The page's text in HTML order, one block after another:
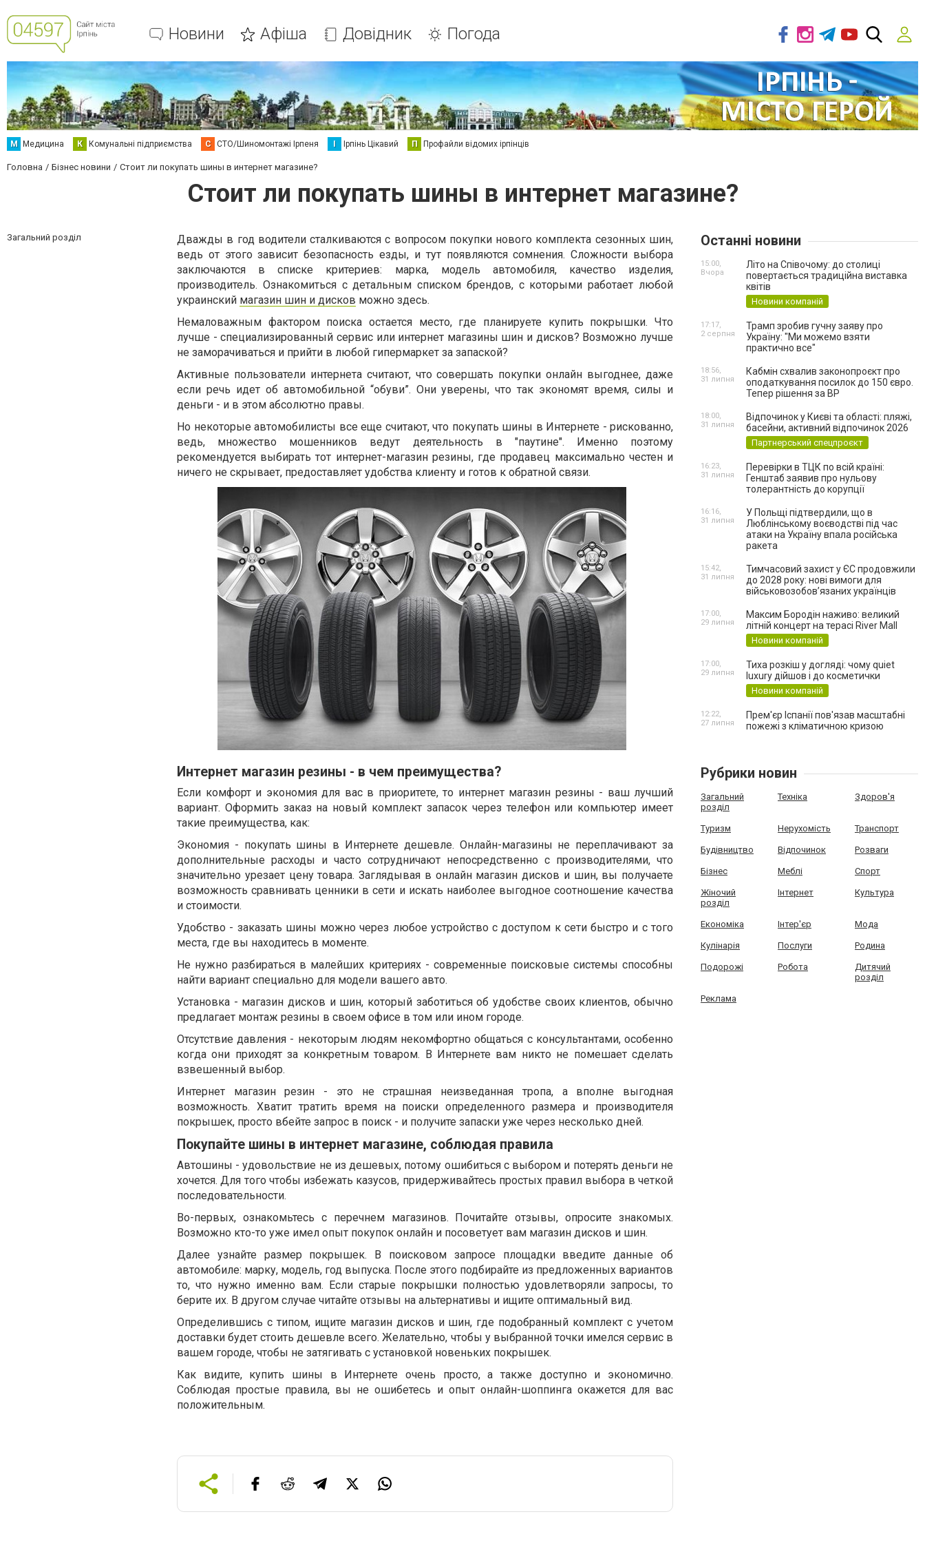
Новини Афіша Довідник Погода
М Медицина К Комунальні підприємства С СТО/Шиномонтажі Ірпеня І Ірпінь Цікавий П Профайли відомих ірпінців
Головна Бізнес новини Стоит ли покупать шины в интернет магазине?
Стоит ли покупать шины в интернет магазине?
Загальний розділ
Дважды в год водители сталкиваются с вопросом покупки нового комплекта сезонных шин,
ведь от этого зависит безопасность езды, и тут появляются сомнения. Сложности выбора
заключаются в списке критериев: марка, модель автомобиля, качество изделия,
производитель. Ознакомиться с детальным списком брендов, с которыми работает любой
украинский магазин шин и дисков можно здесь.
Немаловажным фактором поиска остается место, где планируете купить покрышки. Что
лучше - специализированный сервис или интернет магазины шин и дисков? Возможно лучше
не заморачиваться и прийти в любой гипермаркет за запаской?
Активные пользователи интернета считают, что совершать покупки онлайн выгоднее, даже
если речь идет об автомобильной “обуви”. Они уверены, что так экономят время, силы и
деньги - и в этом абсолютно правы.
Но некоторые автомобилисты все еще считают, что покупать шины в Интернете - рискованно,
ведь, множество мошенников ведут деятельность в "паутине". Именно поэтому
рекомендуется выбирать тот интернет-магазин резины, где продавец максимально честен и
ничего не скрывает, предоставляет удобства клиенту и готов к обратной связи.
Интернет магазин резины - в чем преимущества?
Если комфорт и экономия для вас в приоритете, то интернет магазин резины - ваш лучший
вариант. Оформить заказ на новый комплект запасок через телефон или компьютер имеет
такие преимущества, как:
Экономия - покупать шины в Интернете дешевле. Онлайн-магазины не переплачивают за
дополнительные расходы и часто сотрудничают непосредственно с производителями, что
значительно урезает цену товара. Заглядывая в онлайн магазин дисков и шин, вы получаете
возможность сравнивать ценники в сети и искать наиболее выгодное соотношение качества
и стоимости.
Удобство - заказать шины можно через любое устройство с доступом к сети быстро и с того
места, где вы находитесь в моменте.
Не нужно разбираться в малейших критериях - современные поисковые системы способны
найти вариант специально для модели вашего авто.
Установка - магазин дисков и шин, который заботиться об удобстве своих клиентов, обычно
предлагает монтаж резины в своем офисе в том или ином городе.
Отсутствие давления - некоторым людям некомфортно общаться с консультантами, особенно
когда они приходят за конкретным товаром. В Интернете вам никто не помешает сделать
взвешенный выбор.
Интернет магазин резин - это не страшная неизведанная тропа, а вполне выгодная
возможность. Хватит тратить время на поиски определенного размера и производителя
покрышек, просто вбейте запрос в поиск - и получите запаски уже через несколько дней.
Покупайте шины в интернет магазине, соблюдая правила
Автошины - удовольствие не из дешевых, потому ошибиться с выбором и потерять деньги не
хочется. Для того чтобы избежать казусов, придерживайтесь простых правил выбора в четкой
последовательности.
Во-первых, ознакомьтесь с перечнем магазинов. Почитайте отзывы, опросите знакомых.
Возможно кто-то уже имел опыт покупок онлайн и посоветует вам магазин дисков и шин.
Далее узнайте размер покрышек. В поисковом запросе площадки введите данные об
автомобиле: марку, модель, год выпуска. После этого подбирайте из предложенных вариантов
то, что нужно именно вам. Если старые покрышки полностью удовлетворяли запросы, то
берите их. В другом случае читайте отзывы на альтернативы и ищите оптимальный вид.
Определившись с типом, ищите магазин дисков и шин, где подобранный комплект с учетом
доставки будет стоить дешевле всего. Желательно, чтобы у выбранной точки имелся сервис в
вашем городе, чтобы не затягивать с установкой новеньких покрышек.
Как видите, купить шины в Интернете очень просто, а также доступно и экономично.
Соблюдая простые правила, вы не ошибетесь и опыт онлайн-шоппинга окажется для вас
положительным.
Останні новини
Літо на Співочому: до столиці
повертається традиційна виставка
квітів
Новини компаній
15:00,
Вчора
Трамп зробив гучну заяву про
Україну: "Ми можемо взяти
практично все"
17:17,
2 серпня
Кабмін схвалив законопроєкт про
оподаткування посилок до 150 євро.
Тепер рішення за ВР
18:56,
31 липня
Відпочинок у Києві та області: пляжі,
басейни, активний відпочинок 2026
Партнерський спецпроєкт
18:00,
31 липня
Перевірки в ТЦК по всій країні:
Генштаб заявив про нульову
толерантність до корупції
16:23,
31 липня
У Польщі підтвердили, що в
Люблінському воєводстві під час
атаки на Україну впала російська
ракета
16:16,
31 липня
Тимчасовий захист у ЄС продовжили
до 2028 року: нові вимоги для
військовозобов’язаних українців
15:42,
31 липня
Максим Бородін наживо: великий
літній концерт на терасі River Mall
Новини компаній
17:00,
29 липня
Тиха розкіш у догляді: чому quiet
luxury дійшов і до косметички
Новини компаній
17:00,
29 липня
Прем'єр Іспанії пов'язав масштабні
пожежі з кліматичною кризою
12:22,
27 липня
Рубрики новин
Загальний
розділ
Техніка Здоров'я
Туризм Нерухомість Транспорт
Будівництво Відпочинок Розваги
Бізнес Меблі Спорт
Жіночий
розділ
Інтернет Культура
Економіка Інтер'єр Мода
Кулінарія Послуги Родина
Подорожі Робота
Дитячий
розділ
Реклама